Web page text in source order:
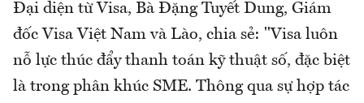
Đại diện từ Visa, Bà Đặng Tuyết Dung, Giám
đốc Visa Việt Nam và Lào, chia sẻ: "Visa luôn
nỗ lực thúc đẩy thanh toán kỹ thuật số, đặc biệt
là trong phân khúc SME. Thông qua sự hợp tác